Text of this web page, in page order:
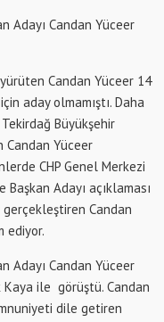
Adayı Candan Yüceer
Candan Yüceer 14
aday olmamıştı. Daha
Büyükşehir
Candan Yüceer
CHP Genel Merkezi
Adayı açıklaması
Candan
ediyor.
Adayı Candan Yüceer
ile görüştü. Candan
dile getiren